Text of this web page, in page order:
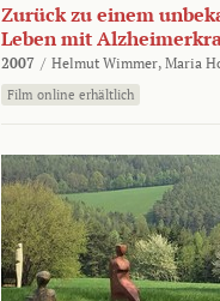
Zurück zu einem
Leben mit
2007 / Helmut Wimmer, Maria
Film online erhältlich